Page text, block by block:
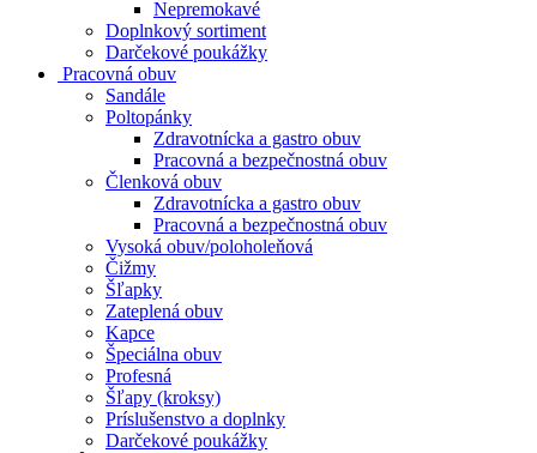
Nepremokavé
Doplnkový sortiment
Darčekové poukážky
Pracovná obuv
Sandále
Poltopánky
Zdravotnícka a gastro obuv
Pracovná a bezpečnostná obuv
Členková obuv
Zdravotnícka a gastro obuv
Pracovná a bezpečnostná obuv
Vysoká obuv/poloholeňová
Čižmy
Šľapky
Zateplená obuv
Kapce
Špeciálna obuv
Profesná
Šľapy (kroksy)
Príslušenstvo a doplnky
Darčekové poukážky